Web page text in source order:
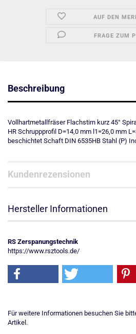
AUF DEN
FRAGE ZUM
Beschreibung
Vollhartmetallfräser Flachstirn kurz 45°
HR Schruppprofil D=14,0 mm l1=26,0 mm
beschichtet Schaft DIN 6535HB Stahl (P)
Kundenrezensionen
Hersteller Informationen
RS Zerspanungstechnik
https://www.rsztools.de/
Für weitere Informationen besuchen Sie
Artikel.